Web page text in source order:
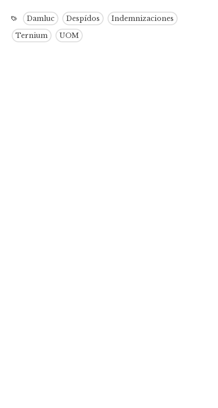
Damluc Despídos
Indemnizaciones
Ternium
UOM